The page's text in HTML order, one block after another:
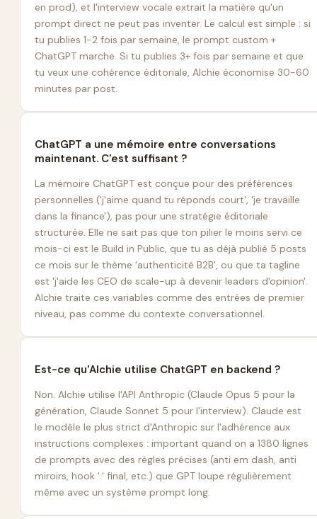
en prod), et l'interview vocale extrait la matière qu'un
prompt direct ne peut pas inventer. Le calcul est simple : si
tu publies 1-2 fois par semaine, le prompt custom +
ChatGPT marche. Si tu publies 3+ fois par semaine et que
tu veux une cohérence éditoriale, Alchie économise 30-60
minutes par post.
ChatGPT a une mémoire entre conversations
maintenant. C'est suffisant ?
La mémoire ChatGPT est conçue pour des préférences
personnelles ('j'aime quand tu réponds court', 'je travaille
dans la finance'), pas pour une stratégie éditoriale
structurée. Elle ne sait pas que ton pilier le moins servi ce
mois-ci est le Build in Public, que tu as déjà publié 5 posts
ce mois sur le thème 'authenticité B2B', ou que ta tagline
est 'j'aide les CEO de scale-up à devenir leaders d'opinion'.
Alchie traite ces variables comme des entrées de premier
niveau, pas comme du contexte conversationnel.
Est-ce qu'Alchie utilise ChatGPT en backend ?
Non. Alchie utilise l'API Anthropic (Claude Opus 5 pour la
génération, Claude Sonnet 5 pour l'interview). Claude est
le modèle le plus strict d'Anthropic sur l'adhérence aux
instructions complexes : important quand on a 1380 lignes
de prompts avec des règles précises (anti em dash, anti
miroirs, hook ':' final, etc.) que GPT loupe régulièrement
même avec un système prompt long.